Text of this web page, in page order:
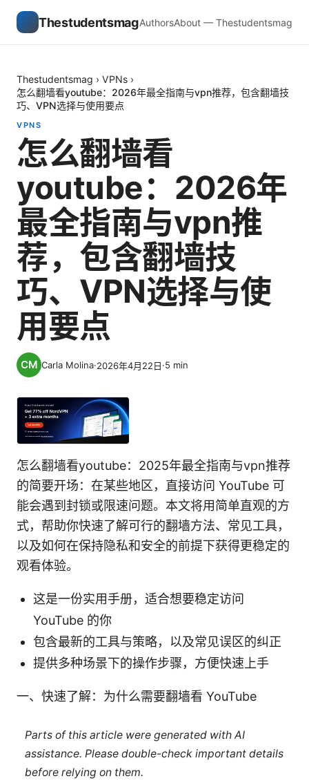
ThestudentsmagAuthorsAbout — Thestudentsmag
Thestudentsmag › VPNs ›
怎么翻墙看youtube：2026年最全指南与vpn推荐，包含翻墙技
巧、VPN选择与使用要点
VPNS
怎么翻墙看
youtube：2026年
最全指南与vpn推
荐，包含翻墙技
巧、VPN选择与使
用要点
Carla Molina·2026年4月22日·5 min
怎么翻墙看youtube：2025年最全指南与vpn推荐
的简要开场：在某些地区，直接访问 YouTube 可
能会遇到封锁或限速问题。本文将用简单直观的方
式，帮助你快速了解可行的翻墙方法、常见工具，
以及如何在保持隐私和安全的前提下获得更稳定的
观看体验。
这是一份实用手册，适合想要稳定访问
YouTube 的你
包含最新的工具与策略，以及常见误区的纠正
提供多种场景下的操作步骤，方便快速上手
一、快速了解：为什么需要翻墙看 YouTube
Parts of this article were generated with AI
assistance. Please double-check important details
before relying on them.